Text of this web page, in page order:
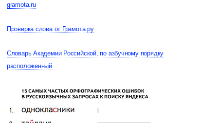
gramota.ru
Проверка слова от Грамота.ру
Словарь Академии Российской, по азбучному порядку
расположенный